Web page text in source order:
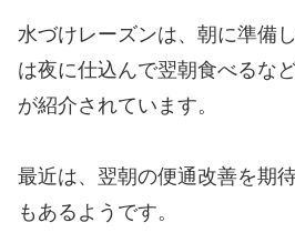
水づけレーズンは、朝に準備
は夜に仕込んで翌朝食べるな
が紹介されています。
最近は、翌朝の便通改善を期
もあるようです。